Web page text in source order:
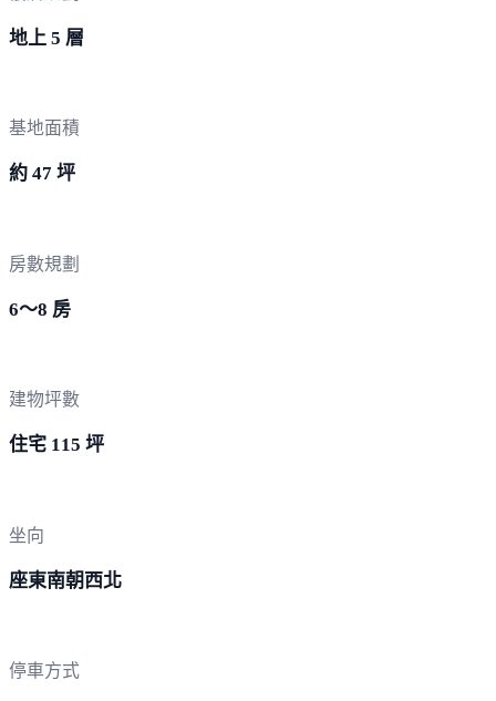
地上 5 層
基地面積
約 47 坪
房數規劃
6～8 房
建物坪數
住宅 115 坪
坐向
座東南朝西北
停車方式